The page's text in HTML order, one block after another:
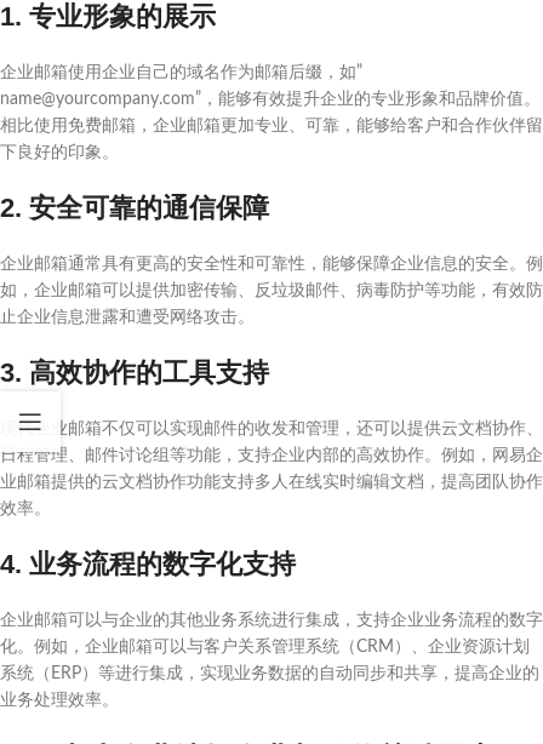
1. 专业形象的展示
企业邮箱使用企业自己的域名作为邮箱后缀，如”
name@yourcompany.com”，能够有效提升企业的专业形象和品牌价值。
相比使用免费邮箱，企业邮箱更加专业、可靠，能够给客户和合作伙伴留
下良好的印象。
2. 安全可靠的通信保障
企业邮箱通常具有更高的安全性和可靠性，能够保障企业信息的安全。例
如，企业邮箱可以提供加密传输、反垃圾邮件、病毒防护等功能，有效防
止企业信息泄露和遭受网络攻击。
3. 高效协作的工具支持
现代企业邮箱不仅可以实现邮件的收发和管理，还可以提供云文档协作、
日程管理、邮件讨论组等功能，支持企业内部的高效协作。例如，网易企
业邮箱提供的云文档协作功能支持多人在线实时编辑文档，提高团队协作
效率。
4. 业务流程的数字化支持
企业邮箱可以与企业的其他业务系统进行集成，支持企业业务流程的数字
化。例如，企业邮箱可以与客户关系管理系统（CRM）、企业资源计划
系统（ERP）等进行集成，实现业务数据的自动同步和共享，提高企业的
业务处理效率。